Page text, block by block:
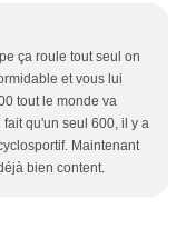
ça roule tout seul on
et vous lui
tout le monde va
qu'un seul 600, il y a
Maintenant
bien content.